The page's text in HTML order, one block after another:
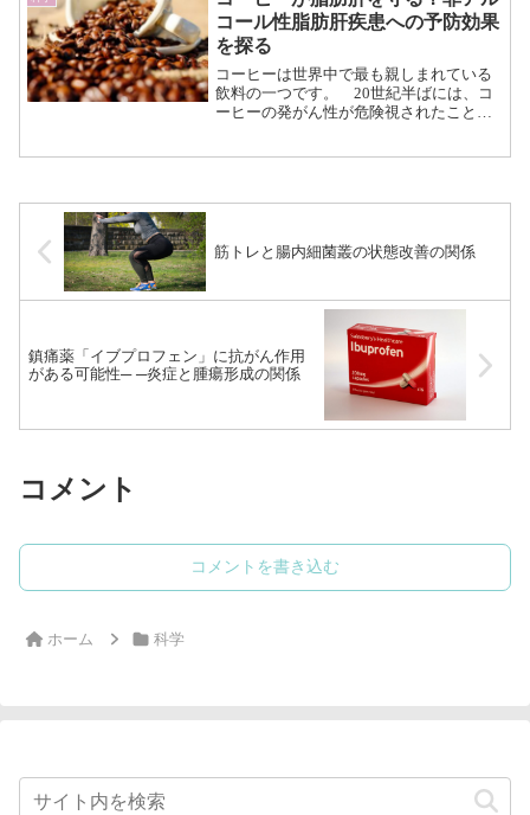
ARPANET（インターネットの...（続きを
読む）
コール性脂肪肝疾患への予防効果
を探る
コーヒーは世界中で最も親しまれている
飲料の一つです。 20世紀半ばには、コ
ーヒーの発がん性が危険視されたことも
む）
筋トレと腸内細菌叢の状態改善の関係
鎮痛薬「イブプロフェン」に抗がん作用
がある可能性─ ─炎症と腫瘍形成の関係
コメント
コメントを書き込む
ホーム 科学